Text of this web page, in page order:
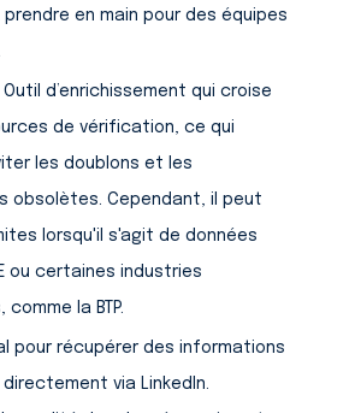
en main pour des équipes
Outil d’enrichissement qui croise
de vérification, ce qui
les doublons et les
obsolètes. Cependant, il peut
lorsqu'il s'agit de données
ou certaines industries
la BTP.
pour récupérer des informations
via LinkedIn.